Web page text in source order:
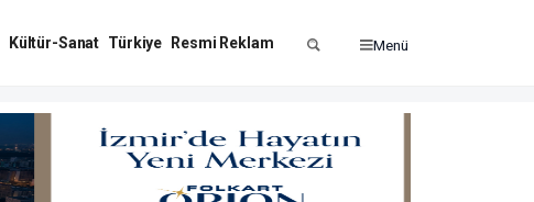
Kültür-Sanat Türkiye Resmi Reklam Menü